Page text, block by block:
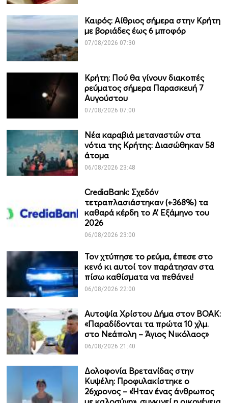
Καιρός: Αίθριος σήμερα στην Κρήτη
με βοριάδες έως 6 μποφόρ
07/08/2026 07:30
Κρήτη: Πού θα γίνουν διακοπές
ρεύματος σήμερα Παρασκευή 7
Αυγούστου
07/08/2026 07:00
Νέα καραβιά μεταναστών στα
νότια της Κρήτης: Διασώθηκαν 58
άτομα
06/08/2026 23:48
CrediaBank: Σχεδόν
τετραπλασιάστηκαν (+368%) τα
καθαρά κέρδη το Α’ Εξάμηνο του
2026
06/08/2026 23:00
Τον χτύπησε το ρεύμα, έπεσε στο
κενό κι αυτοί τον παράτησαν στα
πίσω καθίσματα να πεθάνει!
06/08/2026 22:00
Αυτοψία Χρίστου Δήμα στον ΒΟΑΚ:
«Παραδίδονται τα πρώτα 10 χλμ.
στο Νεάπολη – Άγιος Νικόλαος»
06/08/2026 21:40
Δολοφονία Βρετανίδας στην
Κυψέλη: Προφυλακίστηκε ο
26χρονος – «Ήταν ένας άνθρωπος